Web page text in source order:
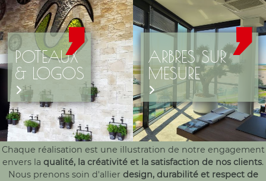
POTEAUX
& LOGOS
ARBRES SUR
MESURE
Chaque réalisation est une illustration de notre engagement
envers la qualité, la créativité et la satisfaction de nos clients.
Nous prenons soin d'allier design, durabilité et respect de